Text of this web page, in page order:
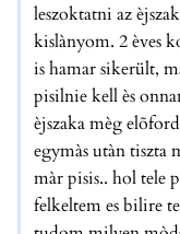
leszoktatni az
kislànyom. 2 èves
is hamar sikerült,
pisilnie kell ès
èjszaka mèg
egymàs utàn tiszta
màr pisis.. hol tele
felkeltem es bilire